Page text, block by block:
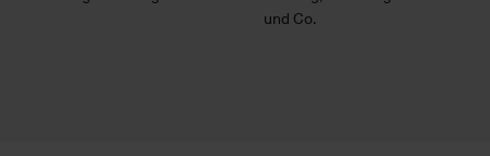
und Co.